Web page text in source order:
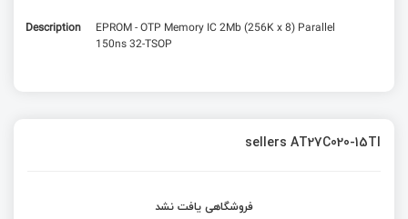
Description
EPROM - OTP Memory IC 2Mb (256K x 8) Parallel
150ns 32-TSOP
sellers AT27C020-15TI
فروشگاهی یافت نشد